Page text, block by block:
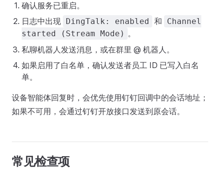
确认服务已重启。
日志中出现 DingTalk: enabled 和
Channel
started (Stream Mode) 。
私聊机器人发送消息，或在群里 @ 机器人。
如果启用了白名单，确认发送者员工 ID 已写入白名
单。
设备智能体回复时，会优先使用钉钉回调中的会话地址；
如果不可用，会通过钉钉开放接口发送到原会话。
常见检查项